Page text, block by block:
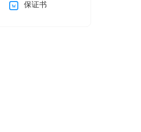
保证书